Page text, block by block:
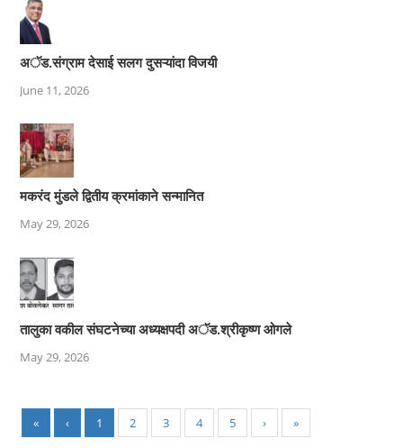
अॅड.संग्राम देसाई सलग दुसऱ्यांदा विजयी
June 11, 2026
मकरंद मुंडले द्वितीय क्रमांकाने सन्मानित
May 29, 2026
तालुका वकील संघटनेच्या अध्यक्षपदी अॅड.श्रीकृष्ण ओगले
May 29, 2026
« ‹ 1 2 3 4 5 › »